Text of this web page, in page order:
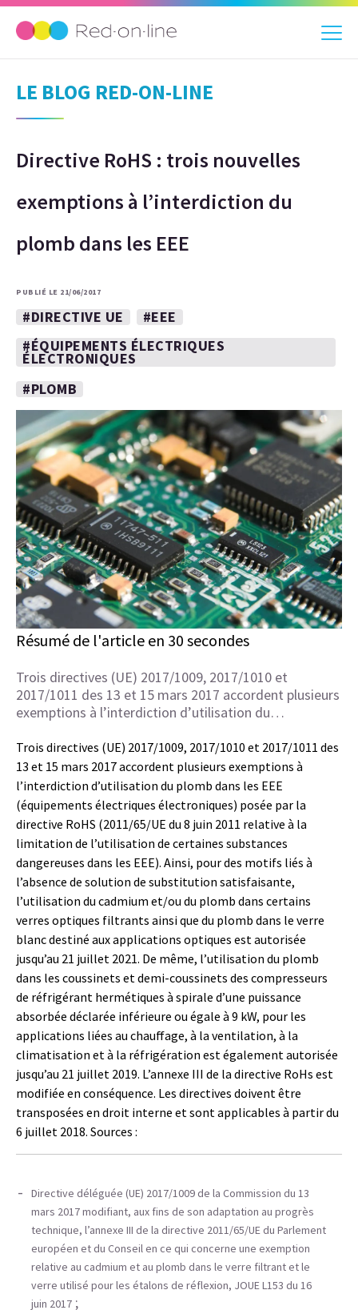
LE BLOG RED-ON-LINE
Directive RoHS : trois nouvelles
exemptions à l’interdiction du
plomb dans les EEE
PUBLIÉ LE 21/06/2017
#DIRECTIVE UE
#EEE
#ÉQUIPEMENTS ÉLECTRIQUES
ÉLECTRONIQUES
#PLOMB
Résumé de l'article en 30 secondes
Trois directives (UE) 2017/1009, 2017/1010 et
2017/1011 des 13 et 15 mars 2017 accordent plusieurs
exemptions à l’interdiction d’utilisation du…
Trois directives (UE) 2017/1009, 2017/1010 et 2017/1011 des
13 et 15 mars 2017 accordent plusieurs exemptions à
l’interdiction d’utilisation du plomb dans les EEE
(équipements électriques électroniques) posée par la
directive RoHS (2011/65/UE du 8 juin 2011 relative à la
limitation de l’utilisation de certaines substances
dangereuses dans les EEE). Ainsi, pour des motifs liés à
l’absence de solution de substitution satisfaisante,
l’utilisation du cadmium et/ou du plomb dans certains
verres optiques filtrants ainsi que du plomb dans le verre
blanc destiné aux applications optiques est autorisée
jusqu’au 21 juillet 2021. De même, l’utilisation du plomb
dans les coussinets et demi-coussinets des compresseurs
de réfrigérant hermétiques à spirale d’une puissance
absorbée déclarée inférieure ou égale à 9 kW, pour les
applications liées au chauffage, à la ventilation, à la
climatisation et à la réfrigération est également autorisée
jusqu’au 21 juillet 2019. L’annexe III de la directive RoHs est
modifiée en conséquence. Les directives doivent être
transposées en droit interne et sont applicables à partir du
6 juillet 2018. Sources :
Directive déléguée (UE) 2017/1009 de la Commission du 13
mars 2017 modifiant, aux fins de son adaptation au progrès
technique, l’annexe III de la directive 2011/65/UE du Parlement
européen et du Conseil en ce qui concerne une exemption
relative au cadmium et au plomb dans le verre filtrant et le
verre utilisé pour les étalons de réflexion, JOUE L153 du 16
juin 2017 ;